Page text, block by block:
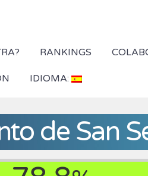
RANKINGS
IDIOMA:
de San